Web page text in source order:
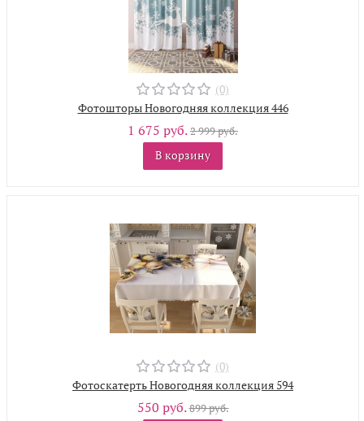
(0)
Фотошторы Новогодняя коллекция 446
1 675 руб.2 999 руб.
В корзину
(0)
Фотоскатерть Новогодняя коллекция 594
550 руб.899 руб.